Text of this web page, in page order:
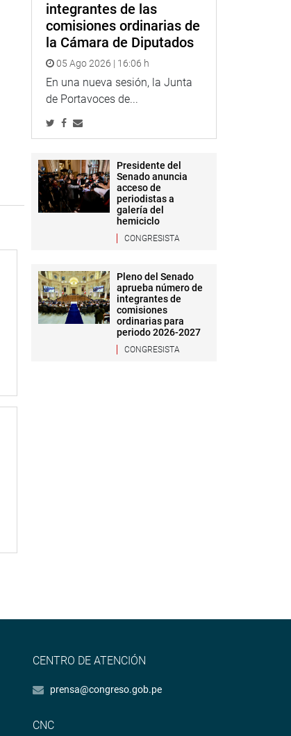
integrantes de las
comisiones ordinarias de
la Cámara de Diputados
05 Ago 2026 | 16:06 h
En una nueva sesión, la Junta
de Portavoces de...
Presidente del
Senado anuncia
acceso de
periodistas a
galería del
hemiciclo
CONGRESISTA
Pleno del Senado
aprueba número de
integrantes de
comisiones
ordinarias para
periodo 2026-2027
CONGRESISTA
CENTRO DE ATENCIÓN
prensa@congreso.gob.pe
CNC